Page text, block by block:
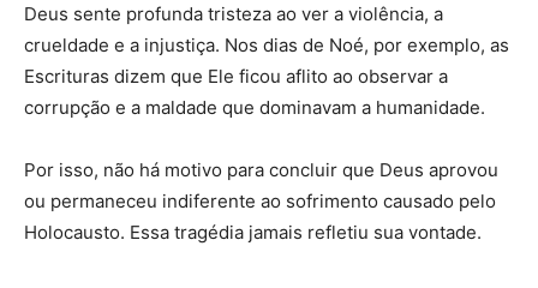
Deus sente profunda tristeza ao ver a violência, a
crueldade e a injustiça. Nos dias de Noé, por exemplo, as
Escrituras dizem que Ele ficou aflito ao observar a
corrupção e a maldade que dominavam a humanidade.
Por isso, não há motivo para concluir que Deus aprovou
ou permaneceu indiferente ao sofrimento causado pelo
Holocausto. Essa tragédia jamais refletiu sua vontade.